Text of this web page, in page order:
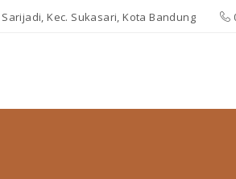
Kec. Sukasari, Kota Bandung